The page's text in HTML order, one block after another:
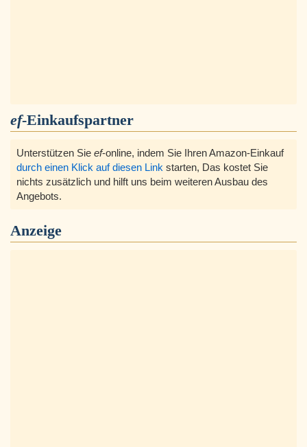
ef-Einkaufspartner
Unterstützen Sie ef-online, indem Sie Ihren Amazon-Einkauf
durch einen Klick auf diesen Link starten, Das kostet Sie
nichts zusätzlich und hilft uns beim weiteren Ausbau des
Angebots.
Anzeige